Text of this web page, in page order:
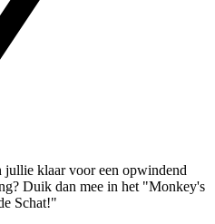
klaar voor een opwindend
Duik dan mee in het "Monkey's
Schat!"